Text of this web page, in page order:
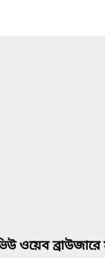
ওয়েব